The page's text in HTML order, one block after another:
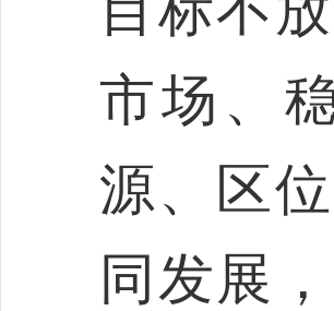
市场、
源、区
同发展